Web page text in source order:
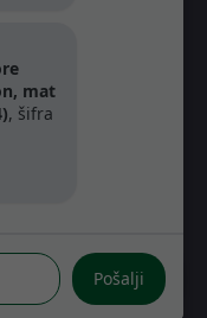
mat
, šifra
Pošalji